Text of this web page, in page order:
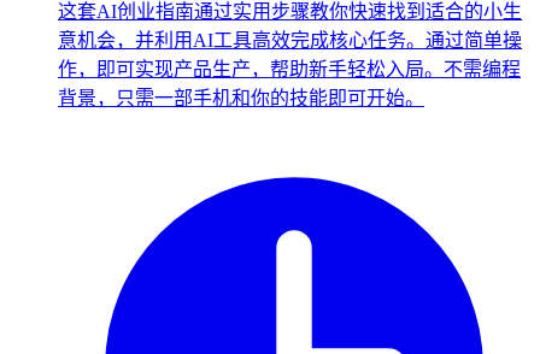
这套AI创业指南通过实用步骤教你快速找到适合的小生
意机会，并利用AI工具高效完成核心任务。通过简单操
作，即可实现产品生产，帮助新手轻松入局。不需编程
背景，只需一部手机和你的技能即可开始。